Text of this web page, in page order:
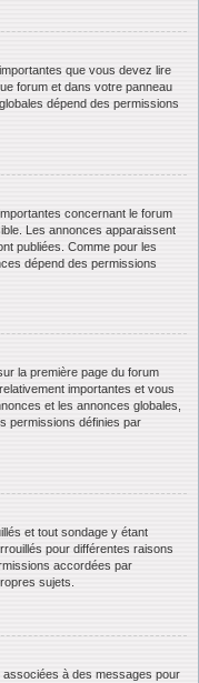
que vous devez lire
forum et dans votre panneau
dépend des permissions
concernant le forum
Les annonces apparaissent
publiées. Comme pour les
dépend des permissions
la première page du forum
importantes et vous
et les annonces globales,
permissions définies par
et tout sondage y étant
pour différentes raisons
accordées par
sujets.
à des messages pour